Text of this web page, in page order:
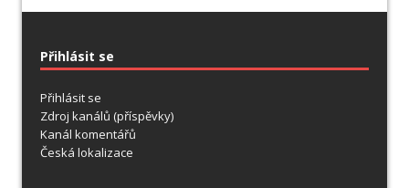
Přihlásit se
Přihlásit se
Zdroj kanálů (příspěvky)
Kanál komentářů
Česká lokalizace